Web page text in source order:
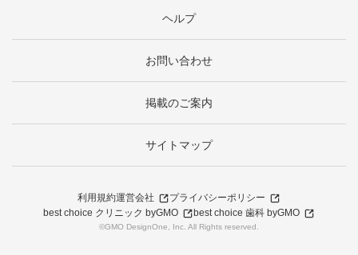
ヘルプ
お問い合わせ
掲載のご案内
サイトマップ
利用規約運営会社
プライバシーポリシー
best choice クリニック byGMO
best choice 歯科 byGMO
©GMO DesignOne, Inc. All Rights reserved.